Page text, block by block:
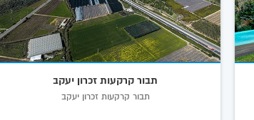
תבור קרקעות זכרון יעקב
תבור קרקעות זכרון יעקב